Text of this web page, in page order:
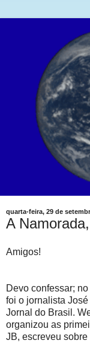
quarta-feira, 29 de
A
Amigos!
Devo confessar;
foi o jornalista
Jornal do Brasil.
organizou as
JB, escreveu